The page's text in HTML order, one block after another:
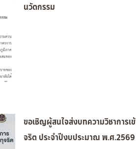
นวัตกรรม
ขอเชิญผู้สนใจส่งบทความวิชาการเ
จริต ประจำปีงบประมาณ พ.ศ